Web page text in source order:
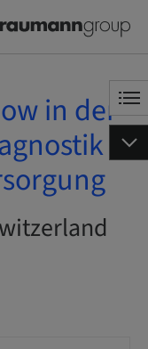
in der